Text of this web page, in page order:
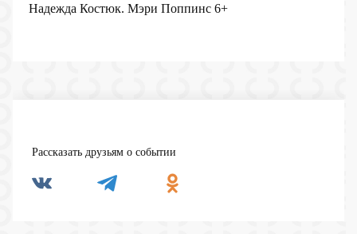
Надежда Костюк. Мэри Поппинс 6+
Рассказать друзьям о событии